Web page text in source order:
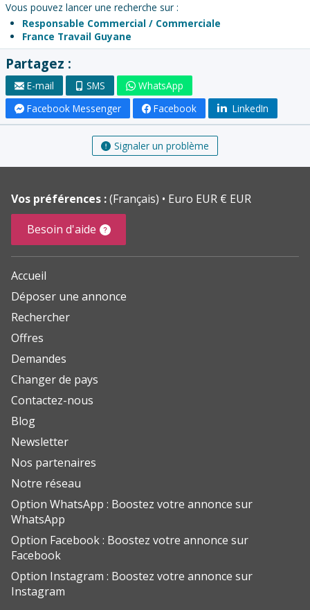
Vous pouvez lancer une recherche sur :
Responsable Commercial / Commerciale
France Travail Guyane
Partagez :
E-mail SMS
WhatsApp
Facebook Messenger
Facebook LinkedIn
Signaler un problème
Vos préférences :(Français)
Euro EUR € EUR
Besoin d'aide
Accueil
Déposer une annonce
Rechercher
Offres
Demandes
Changer de pays
Contactez-nous
Blog
Newsletter
Nos partenaires
Notre réseau
Option WhatsApp : Boostez votre annonce sur
WhatsApp
Option Facebook : Boostez votre annonce sur
Facebook
Option Instagram : Boostez votre annonce sur
Instagram